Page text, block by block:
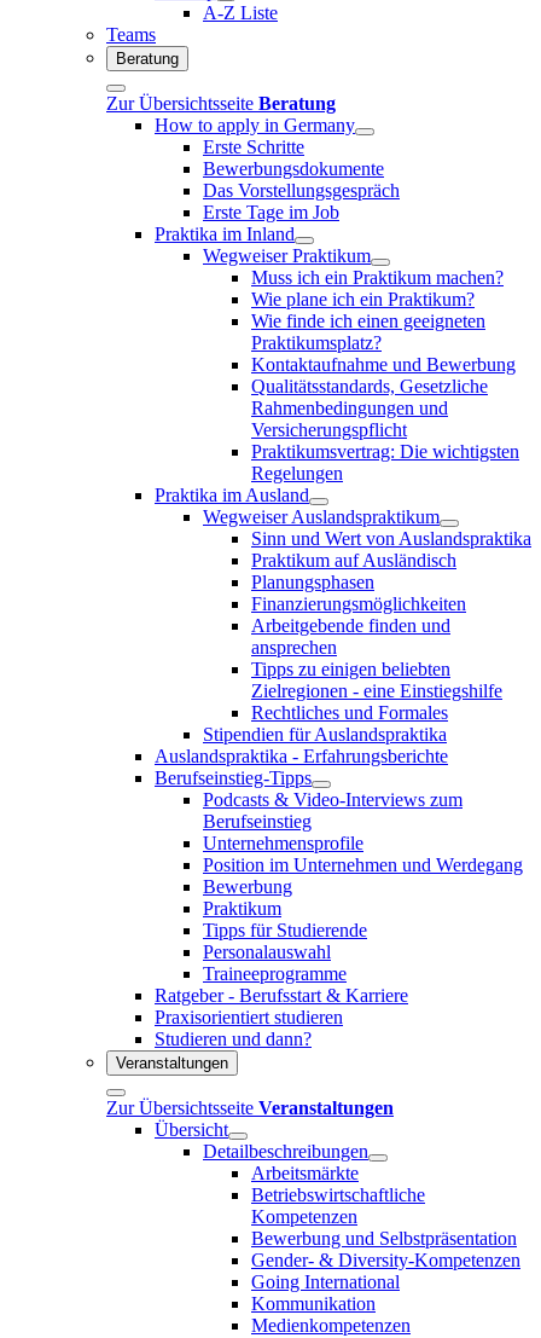
A-Z Liste
Teams
Beratung
Zur Übersichtsseite Beratung
How to apply in Germany
Erste Schritte
Bewerbungsdokumente
Das Vorstellungsgespräch
Erste Tage im Job
Praktika im Inland
Wegweiser Praktikum
Muss ich ein Praktikum machen?
Wie plane ich ein Praktikum?
Wie finde ich einen geeigneten
Praktikumsplatz?
Kontaktaufnahme und Bewerbung
Qualitätsstandards, Gesetzliche
Rahmenbedingungen und
Versicherungspflicht
Praktikumsvertrag: Die wichtigsten
Regelungen
Praktika im Ausland
Wegweiser Auslandspraktikum
Sinn und Wert von Auslandspraktika
Praktikum auf Ausländisch
Planungsphasen
Finanzierungsmöglichkeiten
Arbeitgebende finden und
ansprechen
Tipps zu einigen beliebten
Zielregionen - eine Einstiegshilfe
Rechtliches und Formales
Stipendien für Auslandspraktika
Auslandspraktika - Erfahrungsberichte
Berufseinstieg-Tipps
Podcasts & Video-Interviews zum
Berufseinstieg
Unternehmensprofile
Position im Unternehmen und Werdegang
Bewerbung
Praktikum
Tipps für Studierende
Personalauswahl
Traineeprogramme
Ratgeber - Berufsstart & Karriere
Praxisorientiert studieren
Studieren und dann?
Veranstaltungen
Zur Übersichtsseite Veranstaltungen
Übersicht
Detailbeschreibungen
Arbeitsmärkte
Betriebswirtschaftliche
Kompetenzen
Bewerbung und Selbstpräsentation
Gender- & Diversity-Kompetenzen
Going International
Kommunikation
Medienkompetenzen